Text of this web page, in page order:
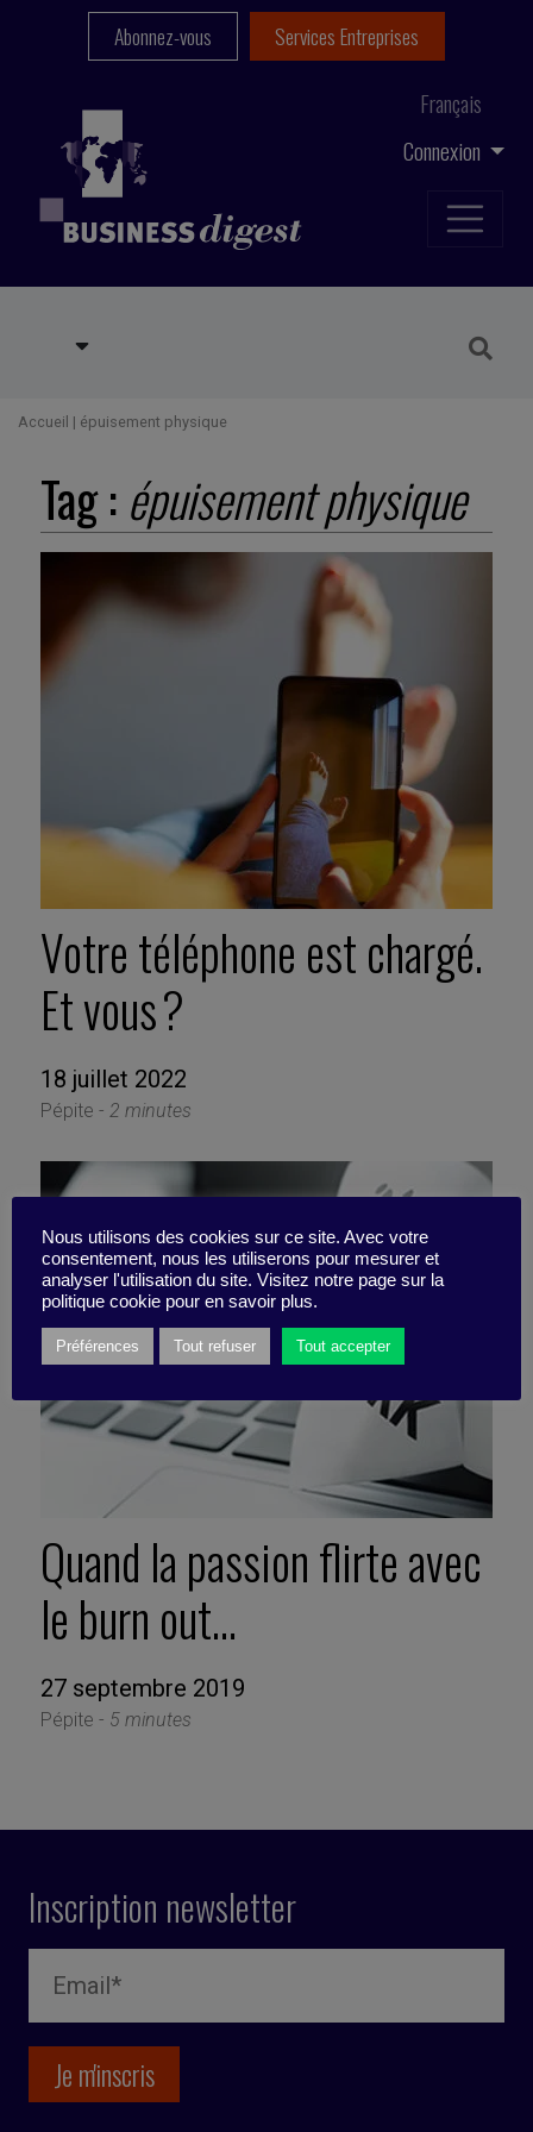
Connexion
Français
Abonnez-vous Services Entreprises
Accueil | épuisement physique
Tag : épuisement physique
Votre téléphone est chargé.
Et vous ?
18 juillet 2022
Pépite - 2 minutes
Quand la passion flirte avec
le burn out…
27 septembre 2019
Pépite - 5 minutes
Inscription newsletter
Nous utilisons des cookies sur ce site. Avec votre
consentement, nous les utiliserons pour mesurer et
analyser l'utilisation du site. Visitez notre page sur la
politique cookie pour en savoir plus.
Préférences Tout refuser Tout accepter